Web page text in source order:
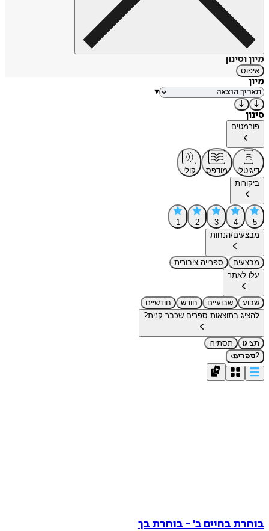
מיון וסינון
איפוס
מיון
▾
סינון
פורמטים
דיגיטלי מודפס
קולי
ביקורות
5
4
3
2
1
מבצעים/הנחות
מבצעים
ספרייה ציבורית
עלו לאתר
שבוע שבועיים חודש
חודשיים
להציג בתוצאות ספרים שכבר קנית?
תציגו
תסתירו
2ספרים›
בוחרת בחיים ב' - בוחרת בך